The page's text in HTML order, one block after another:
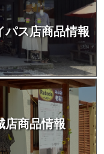
パス店商品情報
店商品情報